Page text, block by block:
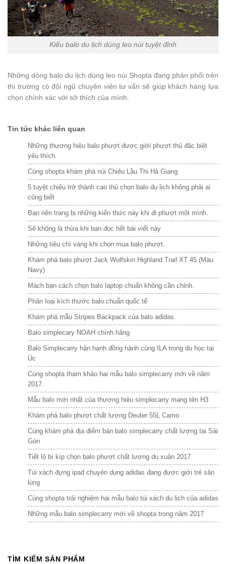
TÌM KIẾM SẢN PHẨM
Kiểu balo du lịch dùng leo núi tuyệt đỉnh
Những dòng balo du lịch dùng leo núi Shopta đang phân phối trên
thị trường có đội ngũ chuyên viên tư vấn sẽ giúp khách hàng lựa
chọn chính xác với sở thích của mình.
Tin tức khác liên quan
Những thương hiệu balo phượt được giới phượt thủ đặc biệt
yêu thích.
Cùng shopta khám phá núi Chiêu Lầu Thi Hà Giang
5 tuyệt chiêu trở thành cao thủ chọn balo du lịch không phải ai
cũng biết
Bạn nên trang bị những kiến thức này khi đi phượt một mình.
Sẽ không là thừa khi bạn đọc hết bài viết này
Những tiêu chí vàng khi chọn mua balo phượt.
Khám phá balo phượt Jack Wolfskin Highland Trail XT 45 (Màu
Navy)
Mách bạn cách chọn balo laptop chuẩn không cần chỉnh.
Phân loại kích thước balo chuẩn quốc tế
Khám phá mẫu Stripes Backpack của balo adidas.
Balo simplecary NOAH chính hãng
Balo Simplecarry hân hạnh đồng hành cùng ILA trong du học tại
Úc
Cùng shopta tham khảo hai mẫu balo simplecarry mới về năm
2017.
Mẫu balo mới nhất của thương hiệu simplecarry mang tên H3
Khám phá balo phượt chất lượng Deuter 55L Camo
Cùng khám phá địa điểm bán balo simplecarry chất lượng tại Sài
Gòn
Tiết lộ bí kíp chọn balo phượt chất lượng du xuân 2017
Túi xách đựng ipad chuyên dụng adidas đang được giới trẻ săn
lùng
Cùng shopta trải nghiệm hai mẫu balo túi xách du lịch của adidas
Những mẫu balo simplecarry mới về shopta trong năm 2017